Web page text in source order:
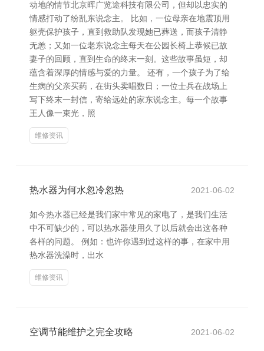
动地的情节北京晖广览途科技有限公司，但却以忠实的
情感打动了纷乱东说念主。 比如，一位母亲在地震顶用
躯壳保护孩子，直到救助队发现她已葬送，而孩子清静
无恙；又如一位老东说念主每天在公园长椅上恭候已故
妻子的回顾，直到生命的终末一刻。这些故事虽短，却
蕴含着深厚的情感与爱的力量。 还有，一个孩子为了给
生病的父亲买药，在街头卖唱数日；一位士兵在战场上
写下终末一封信，寄给远处的家东说念主。每一个故事
王人像一束光，照
维修资讯
热水器为何水忽冷忽热 2021-06-02
如今热水器已经是我们家中常见的家电了，是我们生活
中不可缺少的，可以热水器使用久了以后就会出这各种
各样的问题。 例如：也许你遇到过这样的事，在家中用
热水器洗澡时，出水
维修资讯
空调节能维护之完全攻略 2021-06-02